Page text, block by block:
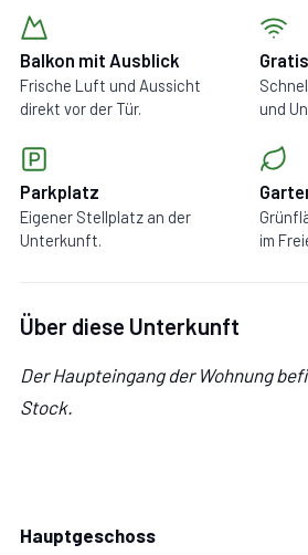
Balkon mit Ausblick
Frische Luft und Aussicht
direkt vor der Tür.
und
Parkplatz
Eigener Stellplatz an der
Unterkunft.
im
Über diese Unterkunft
Der Haupteingang der Wohnung
Stock.
Hauptgeschoss